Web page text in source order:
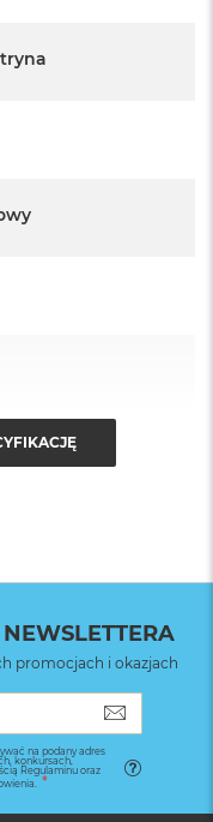
promocjach i okazjach
na podany adres
konkursach,
Regulaminu oraz